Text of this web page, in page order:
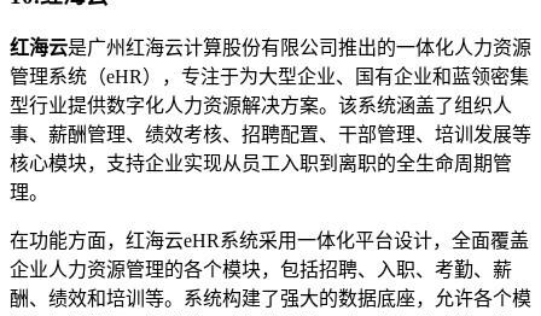
红海云是广州红海云计算股份有限公司推出的一体化人力资源
管理系统（eHR），专注于为大型企业、国有企业和蓝领密集
型行业提供数字化人力资源解决方案。该系统涵盖了组织人
事、薪酬管理、绩效考核、招聘配置、干部管理、培训发展等
核心模块，支持企业实现从员工入职到离职的全生命周期管
理。
在功能方面，红海云eHR系统采用一体化平台设计，全面覆盖
企业人力资源管理的各个模块，包括招聘、入职、考勤、薪
酬、绩效和培训等。系统构建了强大的数据底座，允许各个模